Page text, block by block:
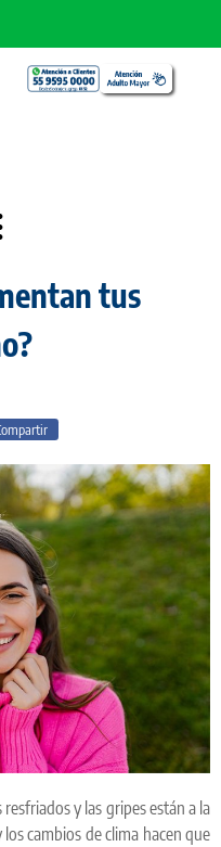
tus
y las gripes están a la
cambios de clima hacen que